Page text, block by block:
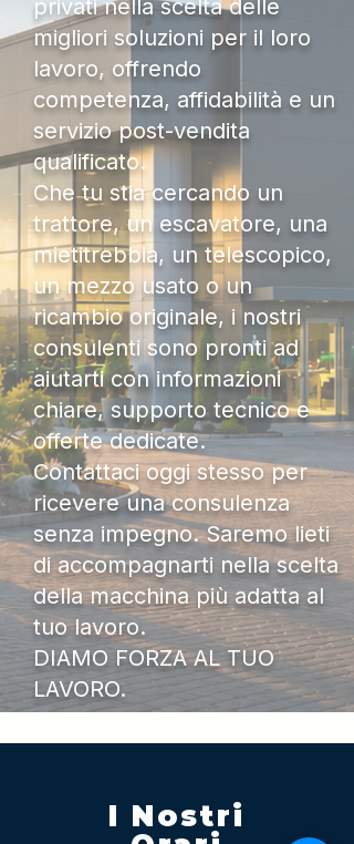
privati nella scelta delle
migliori soluzioni per il loro
lavoro, offrendo
competenza, affidabilità e un
servizio post-vendita
qualificato.
Che tu stia cercando un
trattore, un escavatore, una
mietitrebbia, un telescopico,
un mezzo usato o un
ricambio originale, i nostri
consulenti sono pronti ad
aiutarti con informazioni
chiare, supporto tecnico e
offerte dedicate.
Contattaci oggi stesso per
ricevere una consulenza
senza impegno. Saremo lieti
di accompagnarti nella scelta
della macchina più adatta al
tuo lavoro.
DIAMO FORZA AL TUO
LAVORO.
I Nostri